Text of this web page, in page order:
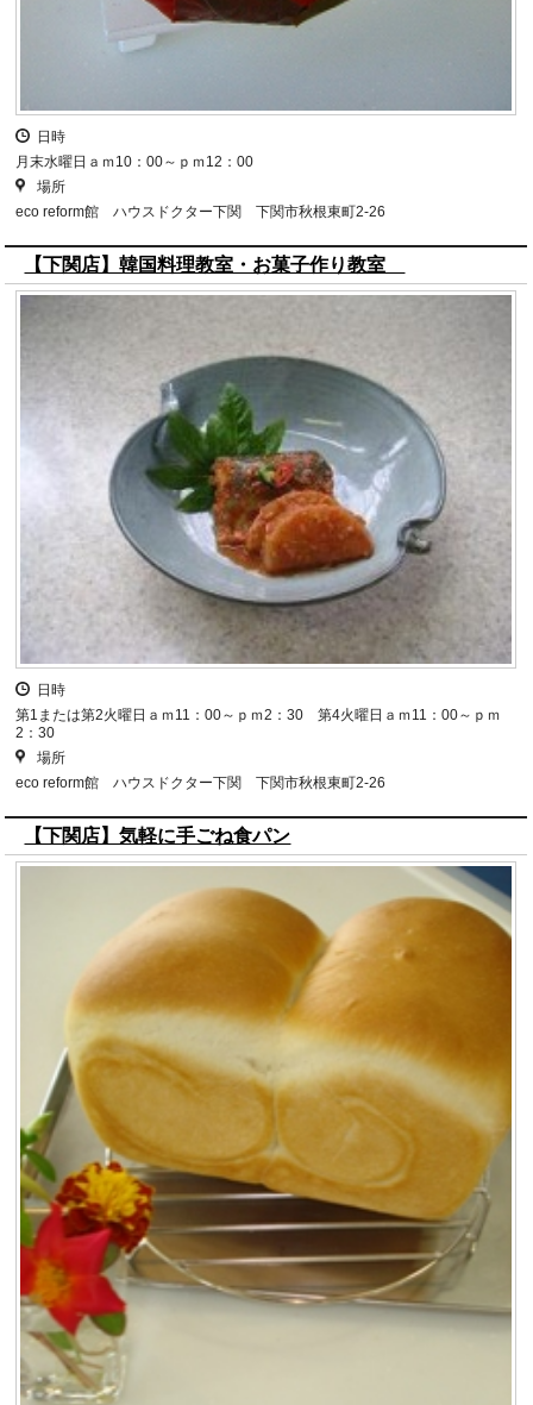
日時
月末水曜日ａｍ10：00～ｐｍ12：00
場所
eco reform館 ハウスドクター下関 下関市秋根東町2-26
【下関店】韓国料理教室・お菓子作り教室
日時
第1または第2火曜日ａｍ11：00～ｐｍ2：30 第4火曜日ａｍ11：00～ｐｍ
2：30
場所
eco reform館 ハウスドクター下関 下関市秋根東町2-26
【下関店】気軽に手ごね食パン